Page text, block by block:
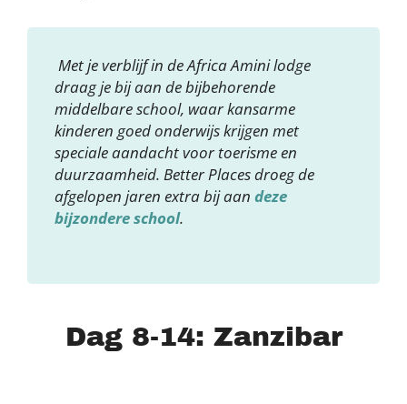
Met je verblijf in de Africa Amini lodge
draag je bij aan de bijbehorende
middelbare school, waar kansarme
kinderen goed onderwijs krijgen met
speciale aandacht voor toerisme en
duurzaamheid. Better Places droeg de
afgelopen jaren extra bij aan deze
bijzondere school.
Dag 8-14: Zanzibar